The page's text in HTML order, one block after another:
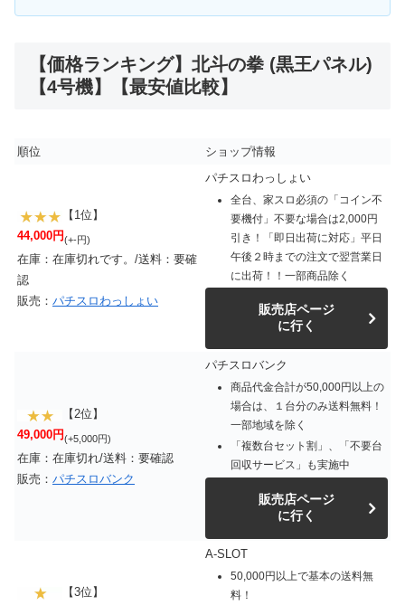
【価格ランキング】北斗の拳 (黒王パネル)
【4号機】【最安値比較】
順位 ショップ情報
【1位】
44,000円(+-円)
在庫：在庫切れです。/送料：要確
認
販売： パチスロわっしょい
パチスロわっしょい
全台、家スロ必須の「コイン不
要機付」不要な場合は2,000円
引き！「即日出荷に対応」平日
午後２時までの注文で翌営業日
に出荷！！一部商品除く
販売店ページ
に行く
【2位】
49,000円(+5,000円)
在庫：在庫切れ/送料：要確認
販売： パチスロバンク
パチスロバンク
商品代金合計が50,000円以上の
場合は、１台分のみ送料無料！
一部地域を除く
「複数台セット割」、「不要台
回収サービス」も実施中
販売店ページ
に行く
【3位】
A-SLOT
50,000円以上で基本の送料無
料！